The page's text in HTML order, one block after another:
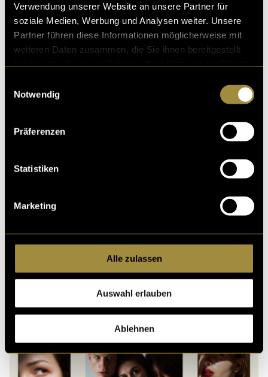
Verwendung unserer Website an unsere Partner für
soziale Medien, Werbung und Analysen weiter. Unsere
Partner führen diese Informationen möglicherweise mit
weiteren Daten zusammen, die Sie ihnen bereitgestellt
Notwendig
Präferenzen
Statistiken
Marketing
Alle zulassen
Auswahl erlauben
Ablehnen
Ähnliche Artikel